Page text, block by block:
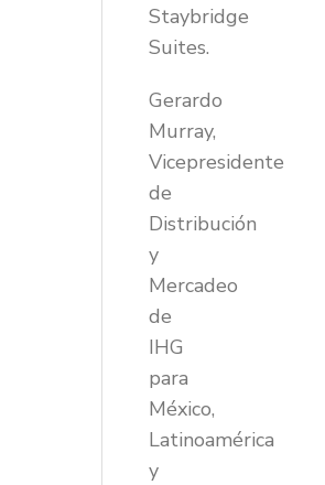
Staybridge
Suites.
Gerardo
Murray,
Vicepresidente
de
Distribución
y
Mercadeo
de
IHG
para
México,
Latinoamérica
y